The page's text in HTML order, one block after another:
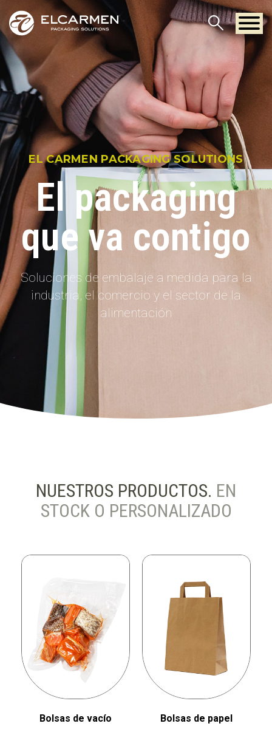
EL CARMEN PACKAGING SOLUTIONS
El packaging
que va contigo
Soluciones de embalaje a medida para la
industria, el comercio y el sector de la
alimentación
NUESTROS PRODUCTOS. EN
STOCK O PERSONALIZADO
Bolsas de vacío Bolsas de papel